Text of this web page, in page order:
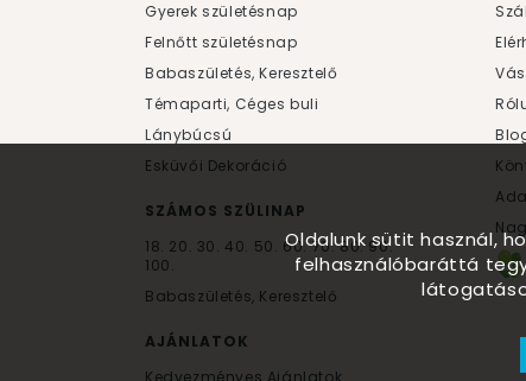
Gyerek születésnap
Felnőtt születésnap
Babaszületés, Keresztelő
Témaparti, Céges buli
Lánybúcsú
Esküvői Dekoráció
SZÁMOS SZÜLINAP
18. 20. 30. 40. 50. 60.70.80.90.
100.
Babaszületés, Keresztelő
AJÁNLATOK
Kedvezményes Ajánlatok
Oldalunk sütit használ,
felhasználóbaráttá